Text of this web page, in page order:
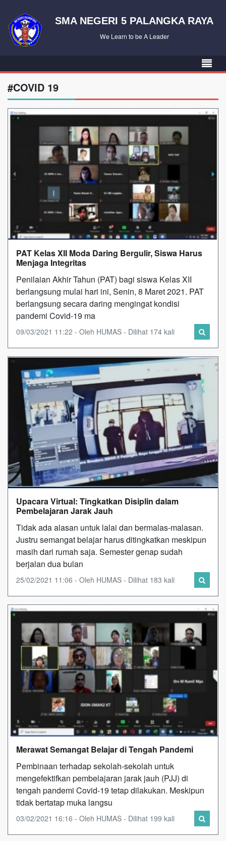
SMA NEGERI 5 PALANGKA RAYA
We Learn to be A Leader
#COVID 19
PAT Kelas XII Moda Daring Bergulir, Siswa Harus
Menjaga Integritas
Penilaian Akhir Tahun (PAT) bagi siswa Kelas XII
berlangsung mulai hari ini, Senin, 8 Maret 2021. PAT
berlangsung secara daring mengingat kondisi
pandemi Covid-19 ma
09/03/2021 11:22 - Oleh HUMAS - Dilihat 174 kali
Upacara Virtual: Tingkatkan Disiplin dalam
Pembelajaran Jarak Jauh
Tidak ada alasan untuk lalai dan bermalas-malasan.
Justru semangat belajar harus ditingkatkan meskipun
masih dari rumah saja. Semester genap sudah
berjalan dua bulan
25/02/2021 11:06 - Oleh HUMAS - Dilihat 183 kali
Merawat Semangat Belajar di Tengah Pandemi
Pembinaan terhadap sekolah-sekolah untuk
mengefektifkan pembelajaran jarak jauh (PJJ) di
tengah pandemi Covid-19 tetap dilakukan. Meskipun
tidak bertatap muka langsu
03/02/2021 16:16 - Oleh HUMAS - Dilihat 199 kali